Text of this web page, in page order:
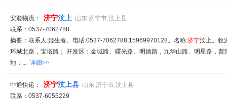
安能物流： 济宁汶上 山东,济宁市,汶上县
联系：0537-7062788
摘要：联系人:姬生春。电话:0537-7062788;15969970128。名称:济宁汶上。收
环城北路，宝塔路； 开发区：金城路、曙光路、明德路，九华山路、明星路，
地；... 详细>>
中通快递： 济宁汶上县 山东,济宁市,汶上县
联系：0537-6055229